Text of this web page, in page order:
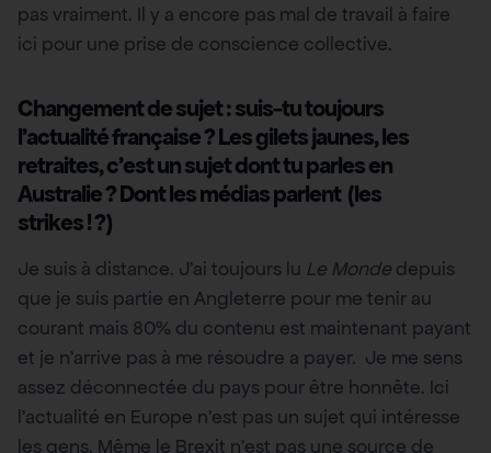
pas vraiment. Il y a encore pas mal de travail à faire
ici pour une prise de conscience collective.
Changement de sujet : suis-tu toujours
l’actualité française ? Les gilets jaunes, les
retraites, c’est un sujet dont tu parles en
Australie ? Dont les médias parlent (les
strikes ! ?)
Je suis à distance. J’ai toujours lu Le Monde depuis
que je suis partie en Angleterre pour me tenir au
courant mais 80% du contenu est maintenant payant
et je n’arrive pas à me résoudre a payer. Je me sens
assez déconnectée du pays pour être honnête. Ici
l’actualité en Europe n’est pas un sujet qui intéresse
les gens. Même le Brexit n’est pas une source de